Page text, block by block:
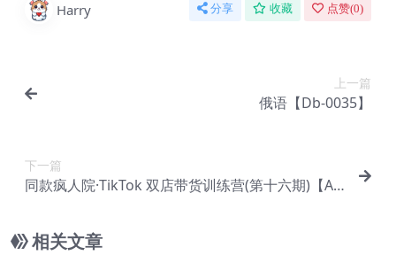
Harry 分享 收藏 点赞(0)
上一篇
俄语【Db-0035】
下一篇
同款疯人院·TikTok 双店带货训练营(第十六期)【Ad
相关文章